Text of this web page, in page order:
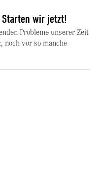
wir jetzt!
Probleme unserer Zeit
noch vor so manche